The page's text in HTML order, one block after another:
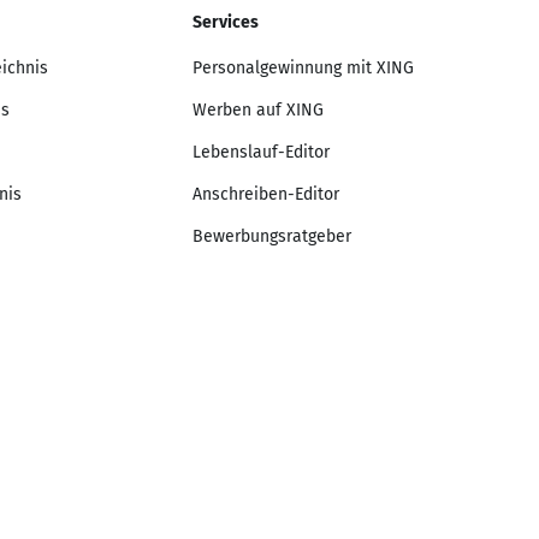
Services
Personalgewinnung mit XING
Werben auf XING
Lebenslauf-Editor
Anschreiben-Editor
Bewerbungsratgeber